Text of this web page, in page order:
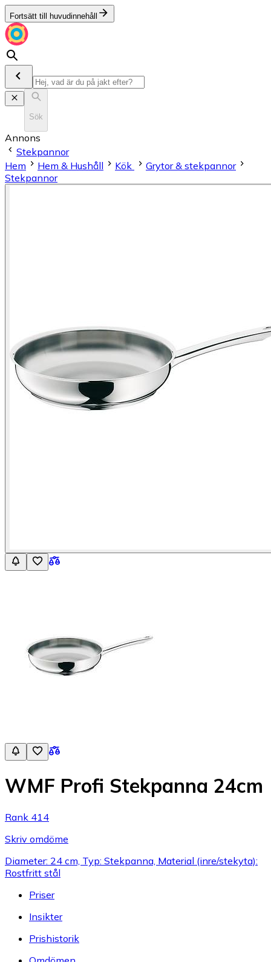
Fortsätt till huvudinnehåll
Sök
Annons
Stekpannor
Hem
Hem & Hushåll Kök
Grytor & stekpannor
Stekpannor
WMF Profi Stekpanna 24cm
Rank 414
Skriv omdöme
Diameter: 24 cm, Typ: Stekpanna, Material (inre/stekyta):
Rostfritt stål
Priser
Insikter
Prishistorik